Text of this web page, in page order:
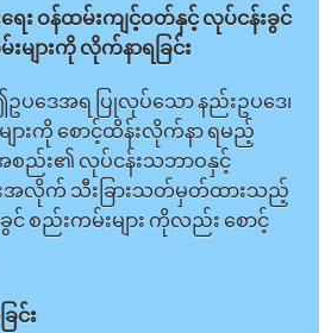
း ဝန်ထမ်းကျင့်ဝတ်နှင့် လုပ်ငန်းခွင်
များကို လိုက်နာရခြင်း
ပဒေအရ ပြုလုပ်သော နည်းဥပဒေ၊
ျားကို စောင့်ထိန်းလိုက်နာ ရမည့်
စည်း၏ လုပ်ငန်းသဘာဝနှင့်
းအလိုက် သီးခြားသတ်မှတ်ထားသည့်
င် စည်းကမ်းများ ကိုလည်း စောင့်
င်း